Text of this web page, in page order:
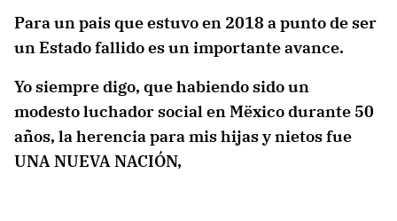
Para un pais que estuvo en 2018 a punto de ser
un Estado fallido es un importante avance.
Yo siempre digo, que habiendo sido un
modesto luchador social en Mëxico durante 50
años, la herencia para mis hijas y nietos fue
UNA NUEVA NACIÓN,